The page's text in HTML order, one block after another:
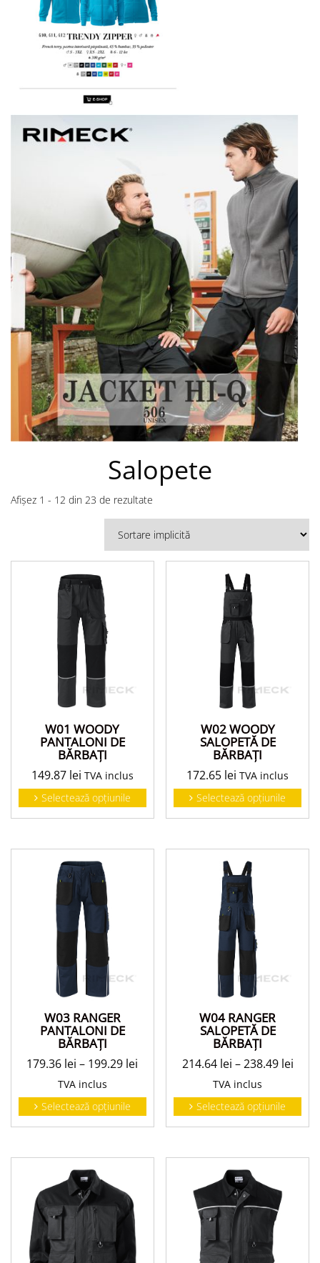
Salopete
Afișez 1 - 12 din 23 de rezultate
W01 WOODY
PANTALONI DE
BĂRBAŢI
149.87 lei TVA inclus
Selectează opțiunile
W02 WOODY
SALOPETĂ DE
BĂRBAŢI
172.65 lei TVA inclus
Selectează opțiunile
W03 RANGER
PANTALONI DE
BĂRBAŢI
179.36 lei – 199.29 lei
TVA inclus
Selectează opțiunile
W04 RANGER
SALOPETĂ DE
BĂRBAŢI
214.64 lei –238.49 lei
TVA inclus
Selectează opțiunile